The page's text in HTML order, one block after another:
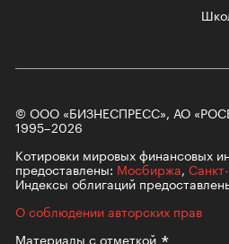
© ООО «БИЗНЕСПРЕСС», АО
1995–2026
Котировки мировых финансовых
предоставлены: Мосбиржа,
Индексы облигаций
О соблюдении авторских прав
Материалы сотметкой